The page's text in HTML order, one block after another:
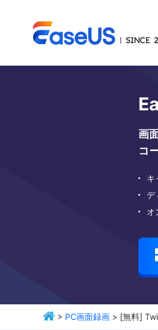
画
コ
キ
デ
オ
> PC画面録画 > [無料]